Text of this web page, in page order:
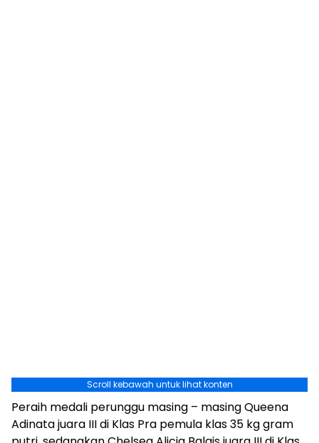
Scroll kebawah untuk lihat konten
Peraih medali perunggu masing – masing Queena
Adinata juara III di Klas Pra pemula klas 35 kg gram